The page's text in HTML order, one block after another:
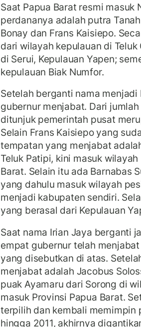
Saat Papua Barat resmi masuk
perdananya adalah putra
Bonay dan Frans Kaisiepo.
dari wilayah kepulauan di
di Serui, Kepulauan Yapen;
kepulauan Biak Numfor.
Setelah berganti nama
gubernur menjabat. Dari
ditunjuk pemerintah pusat
Selain Frans Kaisiepo yang
tempatan yang menjabat
Teluk Patipi, kini masuk
Barat. Selain itu ada Barnabas
yang dahulu masuk wilayah
menjadi kabupaten sendiri.
yang berasal dari Kepulauan
Saat nama Irian Jaya berganti
empat gubernur telah
yang disebutkan di atas.
menjabat adalah Jacobus
puak Ayamaru dari Sorong di
masuk Provinsi Papua Barat.
terpilih dan kembali memimpin
hingga 2011, akhirnya